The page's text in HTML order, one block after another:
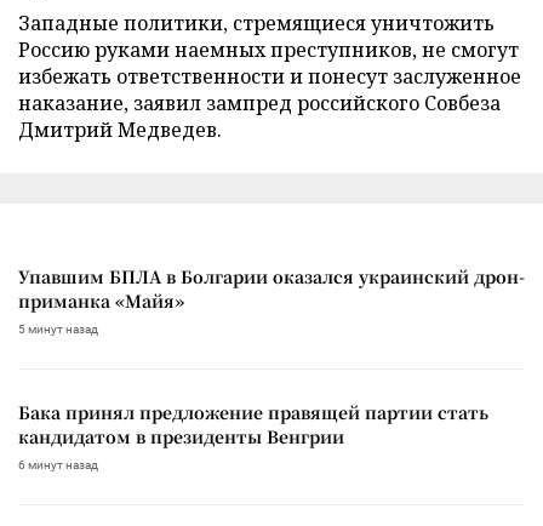
Западные политики, стремящиеся уничтожить
Россию руками наемных преступников, не смогут
избежать ответственности и понесут заслуженное
наказание, заявил зампред российского Совбеза
Дмитрий Медведев.
Упавшим БПЛА в Болгарии оказался украинский дрон-
приманка «Майя»
5 минут назад
Бака принял предложение правящей партии стать
кандидатом в президенты Венгрии
6 минут назад